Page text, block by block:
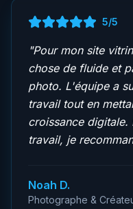
5/5
"Pour mon site
chose de fluide et
photo. L'équipe a
travail tout en
croissance
travail, je
Noah D.
Photographe &